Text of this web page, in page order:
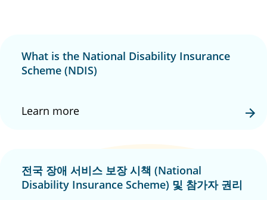
What is the National Disability Insurance
Scheme (NDIS)
Learn more
전국 장애 서비스 보장 시책 (National
Disability Insurance Scheme) 및 참가자 권리